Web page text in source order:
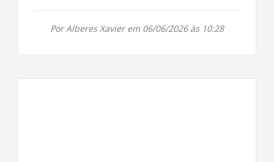
Por Alberes Xavier em 06/06/2026 às 10:28